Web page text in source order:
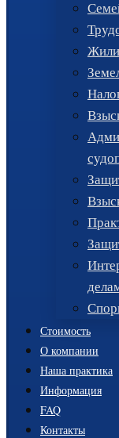
Стоимость
О компании
Наша практика
Информация
FAQ
Контакты